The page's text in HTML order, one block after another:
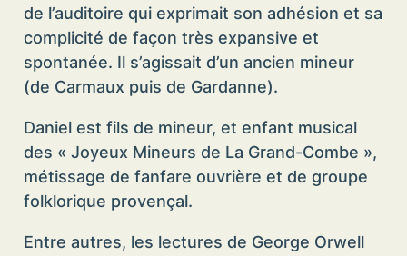
de l’auditoire qui exprimait son adhésion et sa
complicité de façon très expansive et
spontanée. Il s’agissait d’un ancien mineur
(de Carmaux puis de Gardanne).
Daniel est fils de mineur, et enfant musical
des « Joyeux Mineurs de La Grand-Combe »,
métissage de fanfare ouvrière et de groupe
folklorique provençal.
Entre autres, les lectures de George Orwell